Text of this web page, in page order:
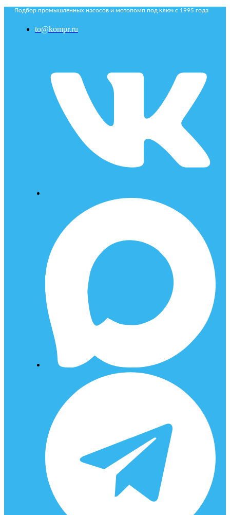
Подбор промышленных насосов и мотопомп под ключ с 1995 года
to@kompr.ru